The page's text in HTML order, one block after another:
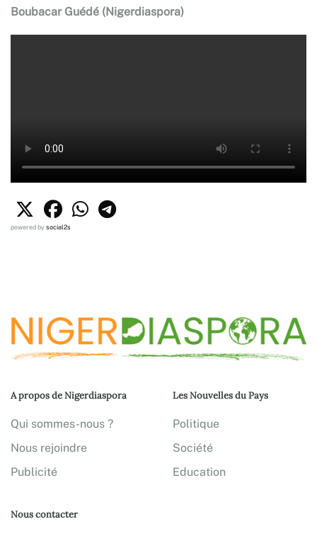
Boubacar Guédé (Nigerdiaspora)
powered bysocial2s
A propos de Nigerdiaspora
Qui sommes-nous ?
Nous rejoindre
Publicité
Les Nouvelles du Pays
Politique
Société
Education
Nous contacter